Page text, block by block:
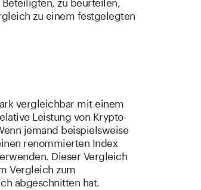
zu einem festgelegten
vergleichbar mit einem
Leistung von Krypto-
jemand beispielsweise
renommierten Index
Dieser Vergleich
Vergleich zum
abgeschnitten hat.